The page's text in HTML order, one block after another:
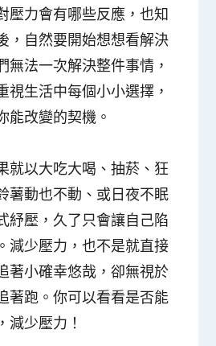
壓力會有哪些反應，也知
，自然要開始想想看解決
無法一次解決整件事情，
視生活中每個小小選擇，
能改變的契機 。
就以大吃大喝、抽菸、狂
薯動也不動、或日夜不眠
紓壓，久了只會讓自己陷
減少壓力，也不是就直接
著小確幸悠哉，卻無視於
著跑。你可以看看是否能
減少壓力！